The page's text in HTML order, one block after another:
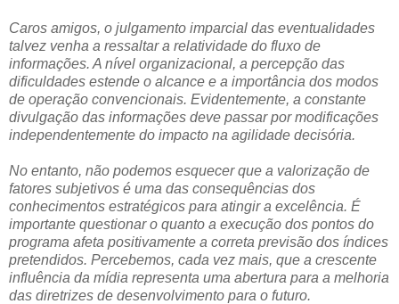
Caros amigos, o julgamento imparcial das eventualidades
talvez venha a ressaltar a relatividade do fluxo de
informações. A nível organizacional, a percepção das
dificuldades estende o alcance e a importância dos modos
de operação convencionais. Evidentemente, a constante
divulgação das informações deve passar por modificações
independentemente do impacto na agilidade decisória.
No entanto, não podemos esquecer que a valorização de
fatores subjetivos é uma das consequências dos
conhecimentos estratégicos para atingir a excelência. É
importante questionar o quanto a execução dos pontos do
programa afeta positivamente a correta previsão dos índices
pretendidos. Percebemos, cada vez mais, que a crescente
influência da mídia representa uma abertura para a melhoria
das diretrizes de desenvolvimento para o futuro.